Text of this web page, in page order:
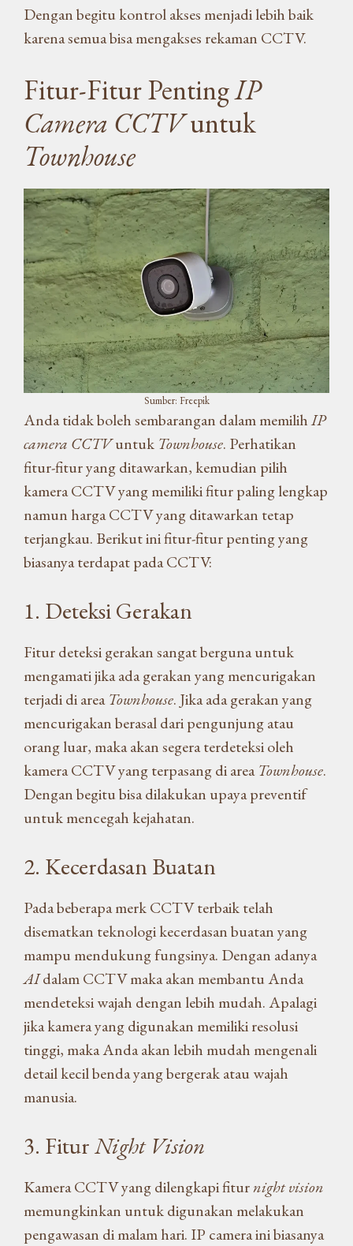
Dengan begitu kontrol akses menjadi lebih baik
karena semua bisa mengakses rekaman CCTV.
Fitur-Fitur PentingIP
Camera CCTVuntuk
Townhouse
Sumber: Freepik
Anda tidak boleh sembarangan dalam memilihIP
camera CCTVuntuk Townhouse. Perhatikan
fitur-fitur yang ditawarkan, kemudian pilih
kamera CCTV yang memiliki fitur paling lengkap
namun harga CCTV yang ditawarkan tetap
terjangkau. Berikut ini fitur-fitur penting yang
biasanya terdapat pada CCTV:
1. Deteksi Gerakan
Fitur deteksi gerakan sangat berguna untuk
mengamati jika ada gerakan yang mencurigakan
terjadi di areaTownhouse. Jika ada gerakan yang
mencurigakan berasal dari pengunjung atau
orang luar, maka akan segera terdeteksi oleh
kamera CCTV yang terpasang di areaTownhouse.
Dengan begitu bisa dilakukan upaya preventif
untuk mencegah kejahatan.
2. Kecerdasan Buatan
Pada beberapa merk CCTV terbaik telah
disematkan teknologi kecerdasan buatan yang
mampu mendukung fungsinya. Dengan adanya
AIdalam CCTV maka akan membantu Anda
mendeteksi wajah dengan lebih mudah. Apalagi
jika kamera yang digunakan memiliki resolusi
tinggi, maka Anda akan lebih mudah mengenali
detail kecil benda yang bergerak atau wajah
manusia.
3. FiturNight Vision
Kamera CCTV yang dilengkapi fiturnight vision
memungkinkan untuk digunakan melakukan
pengawasan di malam hari. IP camera ini biasanya